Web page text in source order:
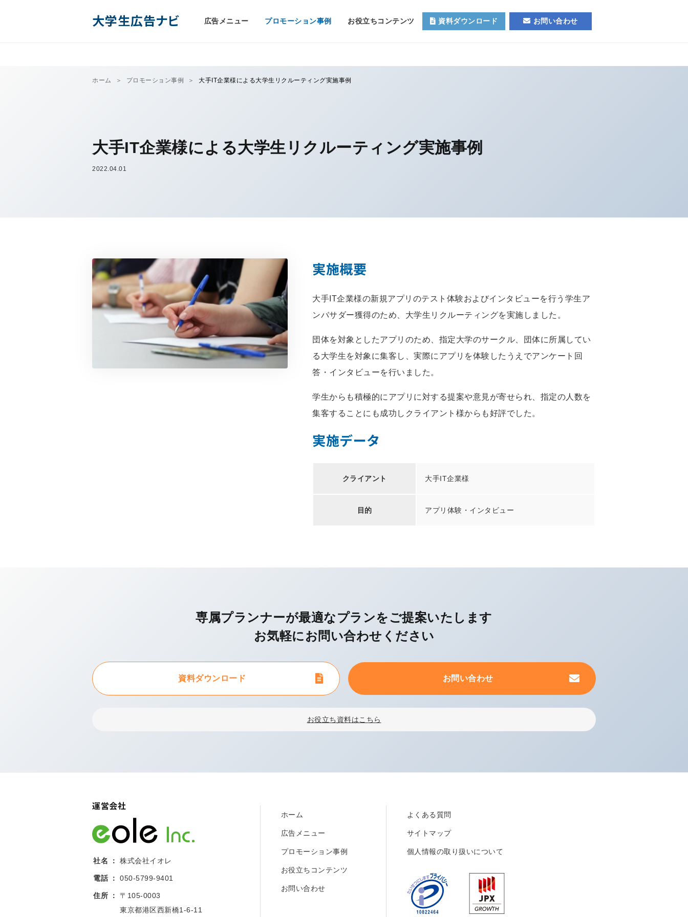
大学生広告ナビ 広告メニュー プロモーション事例 お役立ちコンテンツ 資料ダウンロード お問い合わせ
ホーム プロモーション事例 大手IT企業様による大学生リクルーティング実施事例
大手IT企業様による大学生リクルーティング実施事例
2022.04.01
実施概要
大手IT企業様の新規アプリのテスト体験およびインタビューを行う学生ア
ンバサダー獲得のため、大学生リクルーティングを実施しました。
団体を対象としたアプリのため、指定大学のサークル、団体に所属してい
る大学生を対象に集客し、実際にアプリを体験したうえでアンケート回
答・インタビューを行いました。
学生からも積極的にアプリに対する提案や意見が寄せられ、指定の人数を
集客することにも成功しクライアント様からも好評でした。
実施データ
クライアント 大手IT企業様
目的 アプリ体験・インタビュー
専属プランナーが最適なプランをご提案いたします
お気軽にお問い合わせください
資料ダウンロード お問い合わせ
お役立ち資料はこちら
運営会社
社名 株式会社イオレ
電話 050-5799-9401
住所
〒105-0003
東京都港区西新橋1-6-11
ホーム
広告メニュー
プロモーション事例
お役立ちコンテンツ
お問い合わせ
よくある質問
サイトマップ
個人情報の取り扱いについて